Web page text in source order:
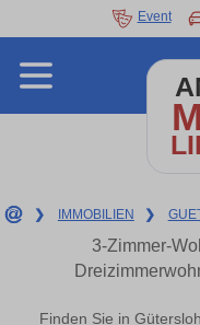
Event
❯ IMMOBILIEN ❯
3-Zimmer-
Finden Sie in